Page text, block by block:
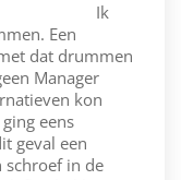
Ik
Een
dat drummen
Manager
kon
eens
geval een
schroef in de